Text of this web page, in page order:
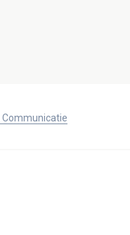
Communicatie